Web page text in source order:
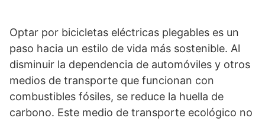
Optar por bicicletas eléctricas plegables es un
paso hacia un estilo de vida más sostenible. Al
disminuir la dependencia de automóviles y otros
medios de transporte que funcionan con
combustibles fósiles, se reduce la huella de
carbono. Este medio de transporte ecológico no